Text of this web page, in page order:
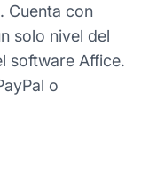
Cuenta con
solo nivel del
software Affice.
o